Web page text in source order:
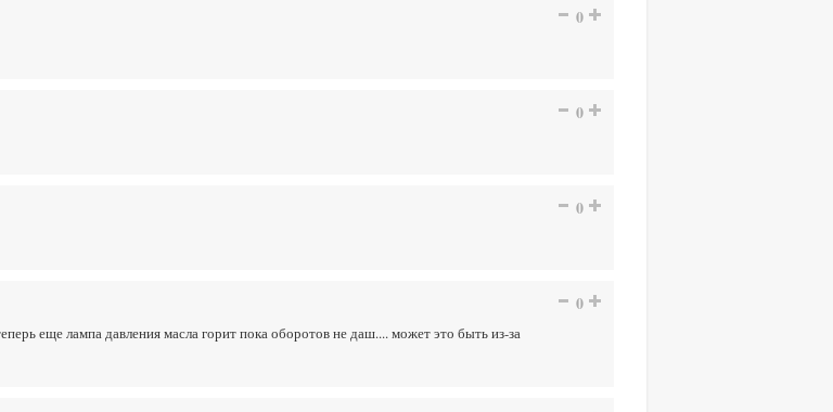
0
0
0
0
еще лампа давления масла горит пока оборотов не даш.... может это быть из-за